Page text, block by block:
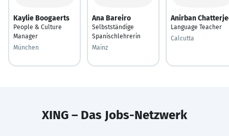
Kaylie Boogaerts
People & Culture
Manager
München
Ana Bareiro
Selbstständige
Spanischlehrerin
Mainz
Anirban
Language Teacher
Calcutta
XING – Das Jobs-Netzwerk